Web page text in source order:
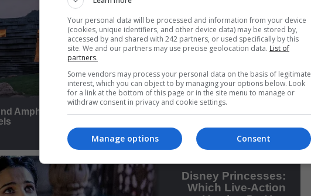
Your personal data will be processed and information from your device
(cookies, unique identifiers, and other device data) may be stored by,
accessed by and shared with 242 partners, or used specifically by this
site. We and our partners may use precise geolocation data. List of
partners.
Some vendors may process your personal data on the basis of legitimate
interest, which you can object to by managing your options below. Look
for a link at the bottom of this page or in the site menu to manage or
withdraw consent in privacy and cookie settings.
Consent
Manage options